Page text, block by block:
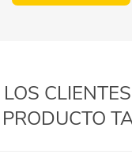
LOS
PRODUCTO